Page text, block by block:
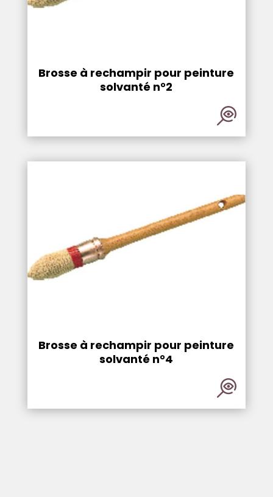
Brosse à rechampir pour peinture
solvanté n°2
Brosse à rechampir pour peinture
solvanté n°4